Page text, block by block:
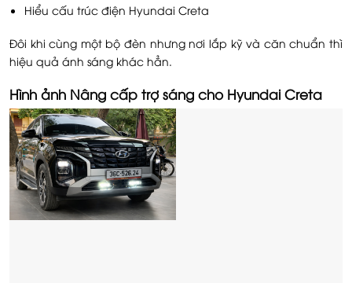
Hiểu cấu trúc điện Hyundai Creta
Đôi khi cùng một bộ đèn nhưng nơi lắp kỹ và căn chuẩn thì
hiệu quả ánh sáng khác hẳn.
Hình ảnh Nâng cấp trợ sáng cho Hyundai Creta